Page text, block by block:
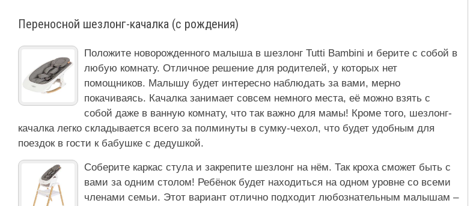
Переносной шезлонг-качалка (с рождения)
Положите новорожденного малыша в шезлонг Tutti Bambini и берите с собой в
любую комнату. Отличное решение для родителей, у которых нет
помощников. Малышу будет интересно наблюдать за вами, мерно
покачиваясь. Качалка занимает совсем немного места, её можно взять с
собой даже в ванную комнату, что так важно для мамы! Кроме того, шезлонг-
качалка легко складывается всего за полминуты в сумку-чехол, что будет удобным для
поездок в гости к бабушке с дедушкой.
Соберите каркас стула и закрепите шезлонг на нём. Так кроха сможет быть с
вами за одним столом! Ребёнок будет находиться на одном уровне со всеми
членами семьи. Этот вариант отлично подходит любознательным малышам –